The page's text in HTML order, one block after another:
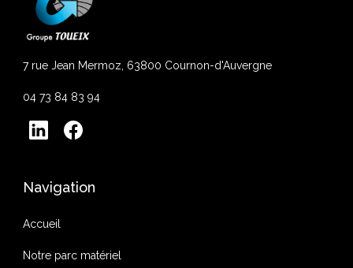
7 rue Jean Mermoz, 63800 Cournon-d'Auvergne
04 73 84 83 94
Navigation
Accueil
Notre parc matériel